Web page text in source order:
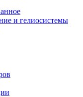
и гелиосистемы